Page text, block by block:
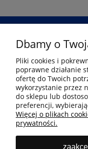
Dbamy o
Pliki cookies i
poprawne działanie
ofertę do Twoich
wykorzystanie przez
do sklepu lub
preferencji,
Więcej o plikach
prywatności.